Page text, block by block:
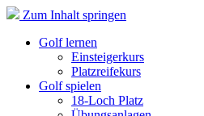
Zum Inhalt springen
Golf lernen
Einsteigerkurs
Platzreifekurs
Golf spielen
18-Loch Platz